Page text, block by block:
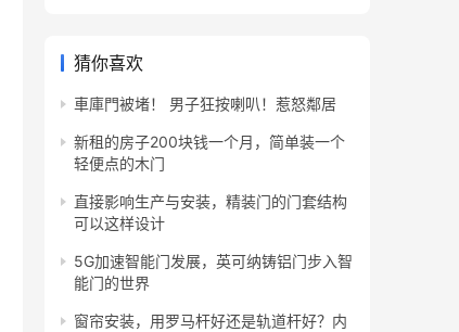
猜你喜欢
車庫門被堵！ 男子狂按喇叭！惹怒鄰居
新租的房子200块钱一个月，简单装一个
轻便点的木门
直接影响生产与安装，精装门的门套结构
可以这样设计
5G加速智能门发展，英可纳铸铝门步入智
能门的世界
窗帘安装，用罗马杆好还是轨道杆好？内